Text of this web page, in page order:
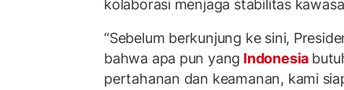
kolaborasi menjaga stabilitas
“Sebelum berkunjung ke sini,
bahwa apa pun yang Indonesia
pertahanan dan keamanan, kami